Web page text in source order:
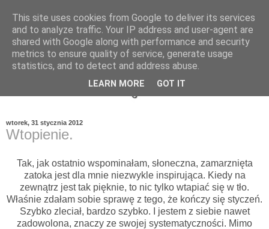
wtorek, 31 stycznia 2012
Wtopienie.
Tak, jak ostatnio wspominałam, słoneczna, zamarznięta
zatoka jest dla mnie niezwykle inspirująca. Kiedy na
zewnątrz jest tak pięknie, to nic tylko wtapiać się w tło.
Właśnie zdałam sobie sprawę z tego, że kończy się styczeń.
Szybko zleciał, bardzo szybko. I jestem z siebie nawet
zadowolona, znaczy ze swojej systematyczności. Mimo
This site uses cookies from Google to deliver its services
and to analyze traffic. Your IP address and user-agent are
shared with Google along with performance and security
metrics to ensure quality of service, generate usage
statistics, and to detect and address abuse.
LEARN MORE GOT IT